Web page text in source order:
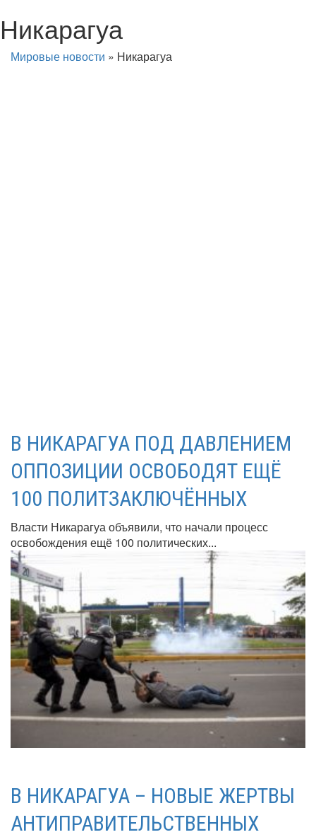
Никарагуа
Мировые новости » Никарагуа
В НИКАРАГУА ПОД ДАВЛЕНИЕМ
ОППОЗИЦИИ ОСВОБОДЯТ ЕЩЁ
100 ПОЛИТЗАКЛЮЧЁННЫХ
Власти Никарагуа объявили, что начали процесс
освобождения ещё 100 политических...
В НИКАРАГУА – НОВЫЕ ЖЕРТВЫ
АНТИПРАВИТЕЛЬСТВЕННЫХ